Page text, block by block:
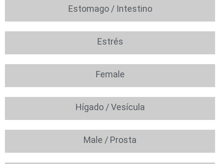
Estomago / Intestino
Estrés
Female
Hígado / Vesícula
Male / Prosta